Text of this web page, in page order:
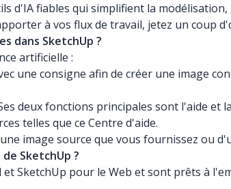
d'IA fiables qui simplifient la
à vos flux de travail, jetez un coup
dans SketchUp ?
artificielle :
une consigne afin de créer une image
deux fonctions principales sont l'aide et
telles que ce Centre d'aide.
image source que vous fournissez ou
SketchUp ?
SketchUp pour le Web et sont prêts à